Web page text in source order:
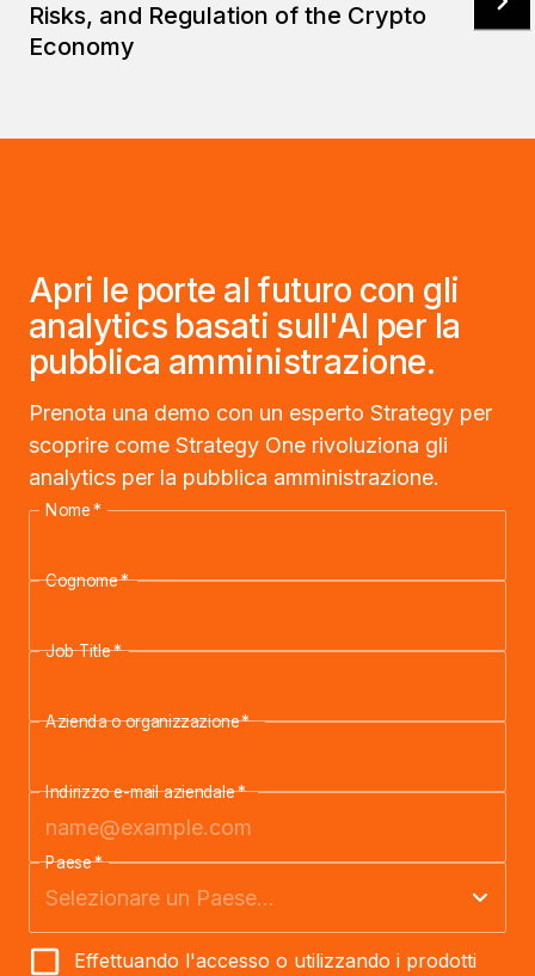
Risks, and Regulation of the Crypto
Economy
Apri le porte al futuro con gli
analytics basati sull'AI per la
pubblica amministrazione.
Prenota una demo con un esperto Strategy per
scoprire come Strategy One rivoluziona gli
analytics per la pubblica amministrazione.
Nome*
Cognome*
Job Title*
Azienda o organizzazione*
Indirizzo e-mail aziendale*
Paese*
Effettuando l'accesso o utilizzando i prodotti